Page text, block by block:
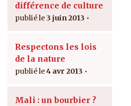
différence de culture
3 juin 2013
Respectons les lois
de la nature
4 avr 2013
Mali : un bourbier ?